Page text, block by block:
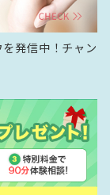
発信中！チャン